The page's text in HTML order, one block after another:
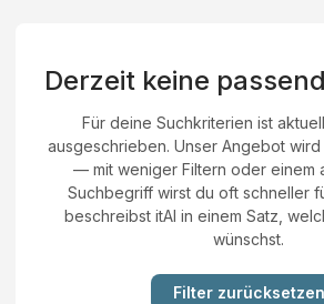
Derzeit keine
Für deine Suchkriterien ist
ausgeschrieben. Unser Angebot
— mit weniger Filtern oder einem
Suchbegriff wirst du oft schneller
beschreibst itAI in einem Satz,
wünschst.
Filter zurücksetzen